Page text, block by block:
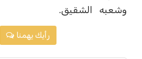
وشعبه الشقيق.
رأيك يهمنا